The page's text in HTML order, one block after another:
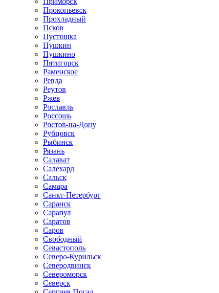
Прокопьевск
Прохладный
Псков
Пустошка
Пушкин
Пушкино
Пятигорск
Раменское
Ревда
Реутов
Ржев
Рославль
Россошь
Ростов-на-Дону
Рубцовск
Рыбинск
Рязань
Салават
Салехард
Сальск
Самара
Санкт-Петербург
Саранск
Сарапул
Саратов
Саров
Свободный
Севастополь
Северо-Курильск
Северодвинск
Североморск
Северск